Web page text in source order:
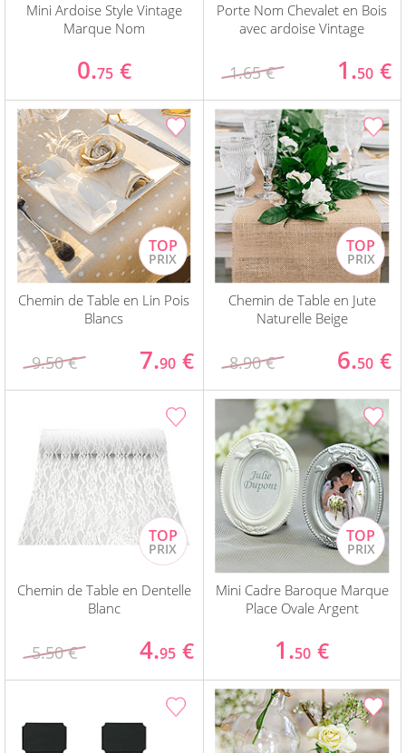
Mini Ardoise Style Vintage
Marque Nom
0.75 €
Porte Nom Chevalet en Bois
avec ardoise Vintage
1.65 € 1.50 €
Chemin de Table en Lin Pois
Blancs
9.50 € 7.90 €
Chemin de Table en Jute
Naturelle Beige
8.90 € 6.50 €
Chemin de Table en Dentelle
Blanc
5.50 € 4.95 €
Mini Cadre Baroque Marque
Place Ovale Argent
1.50 €